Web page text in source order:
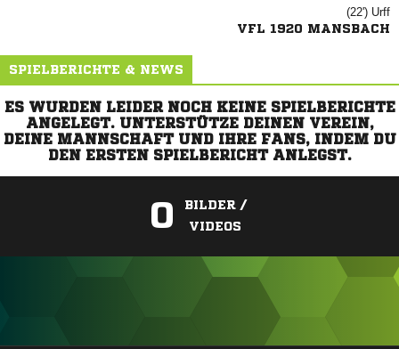
(22') 
VFL 1920 MANSBACH
SPIELBERICHTE & NEWS
ES WURDEN LEIDER NOCH KEINE SPIELBERICHTE
ANGELEGT. UNTERSTÜTZE DEINEN VEREIN,
DEINE MANNSCHAFT UND IHRE FANS, INDEM DU
DEN ERSTEN SPIELBERICHT ANLEGST.
0
BILDER /
VIDEOS